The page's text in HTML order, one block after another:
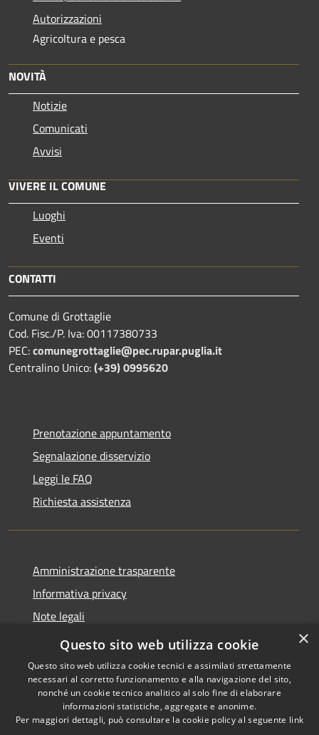
Autorizzazioni
Agricoltura e pesca
NOVITÀ
Notizie
Comunicati
Avvisi
VIVERE IL COMUNE
Luoghi
Eventi
CONTATTI
Comune di Grottaglie
Cod. Fisc./P. Iva: 00117380733
PEC:comunegrottaglie@pec.rupar.puglia.it
Centralino Unico:(+39) 0995620
Prenotazione appuntamento
Segnalazione disservizio
Leggi le FAQ
Richiesta assistenza
Amministrazione trasparente
Informativa privacy
Note legali
Dichiarazione di accessibilità
Accessibilità
Copyright © 2026 • Comune di
Grottaglie • Powered by
×
Questo sito web utilizza cookie
Questo sito web utilizza cookie tecnici e assimilati strettamente
necessari al corretto funzionamento e alla navigazione del sito,
nonché un cookie tecnico analitico al solo fine di elaborare
informazioni statistiche, aggregate e anonime.
Per maggiori dettagli, può consultare la cookie policy al seguente link